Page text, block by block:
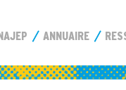
ANNUAIRE